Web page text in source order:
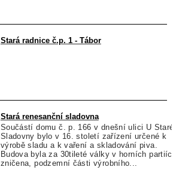
Stará radnice č.p. 1 - Tábor
Stará renesanční sladovna
Součástí domu č. p. 166 v dnešní ulici U Staré
Sladovny bylo v 16. století zařízení určené k
výrobě sladu a k vaření a skladování piva.
Budova byla za 30tileté války v horních
zničena, podzemní části výrobního...